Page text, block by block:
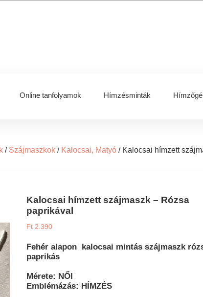
Online tanfolyamok Hímzésminták
/ Szájmaszkok / Kalocsai, Matyó /Kalocsai hímzett
Kalocsai hímzett szájmaszk – Rózsa
paprikával
Ft 2.390
Fehér alapon kalocsai mintás szájmaszk
paprikás
Mérete: NŐI
Emblémázás: HÍMZÉS